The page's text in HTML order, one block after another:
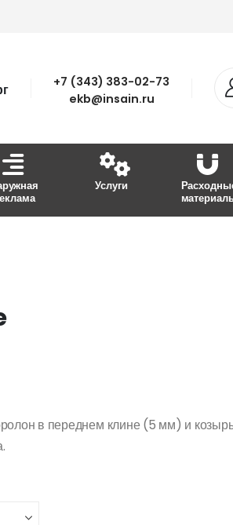
+7 (343) 383-02-73
ekb@insain.ru
Услуги
в переднем клине (5 мм) и